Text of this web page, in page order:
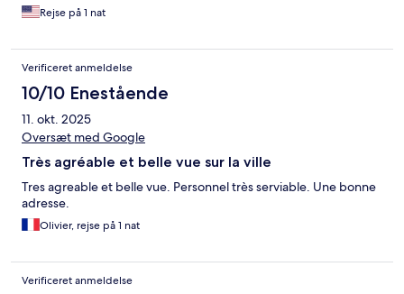
Rejse på 1 nat
Verificeret anmeldelse
10/10 Enestående
11. okt. 2025
Oversæt med Google
Très agréable et belle vue sur la ville
Tres agreable et belle vue. Personnel très serviable. Une bonne
adresse.
Olivier, rejse på 1 nat
Verificeret anmeldelse